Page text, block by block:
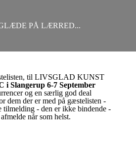
PÅ LÆRRED...
til LIVSGLAD KUNST
i Slangerup 6-7 September
og en særlig god deal
der er med på gæstelisten -
- den er ikke bindende -
når som helst.